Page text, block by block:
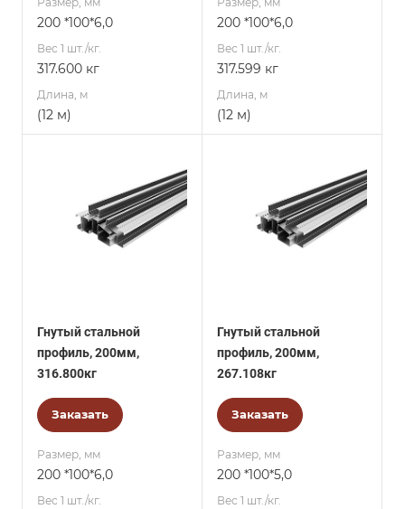
200 *100*6,0
Вес 1 шт./кг.
317.600 кг
Длина, м
(12 м)
200 *100*6,0
Вес 1 шт./кг.
317.599 кг
Длина, м
(12 м)
Гнутый стальной
профиль, 200мм,
316.800кг
Заказать
Размер, мм
200 *100*6,0
Вес 1 шт./кг.
Гнутый стальной
профиль, 200мм,
267.108кг
Заказать
Размер, мм
200 *100*5,0
Вес 1 шт./кг.